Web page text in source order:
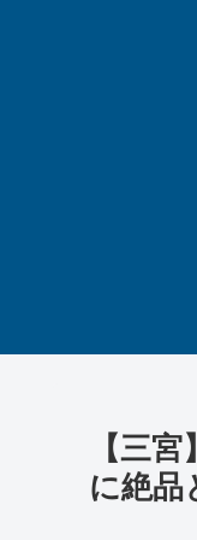
【三
に絶品